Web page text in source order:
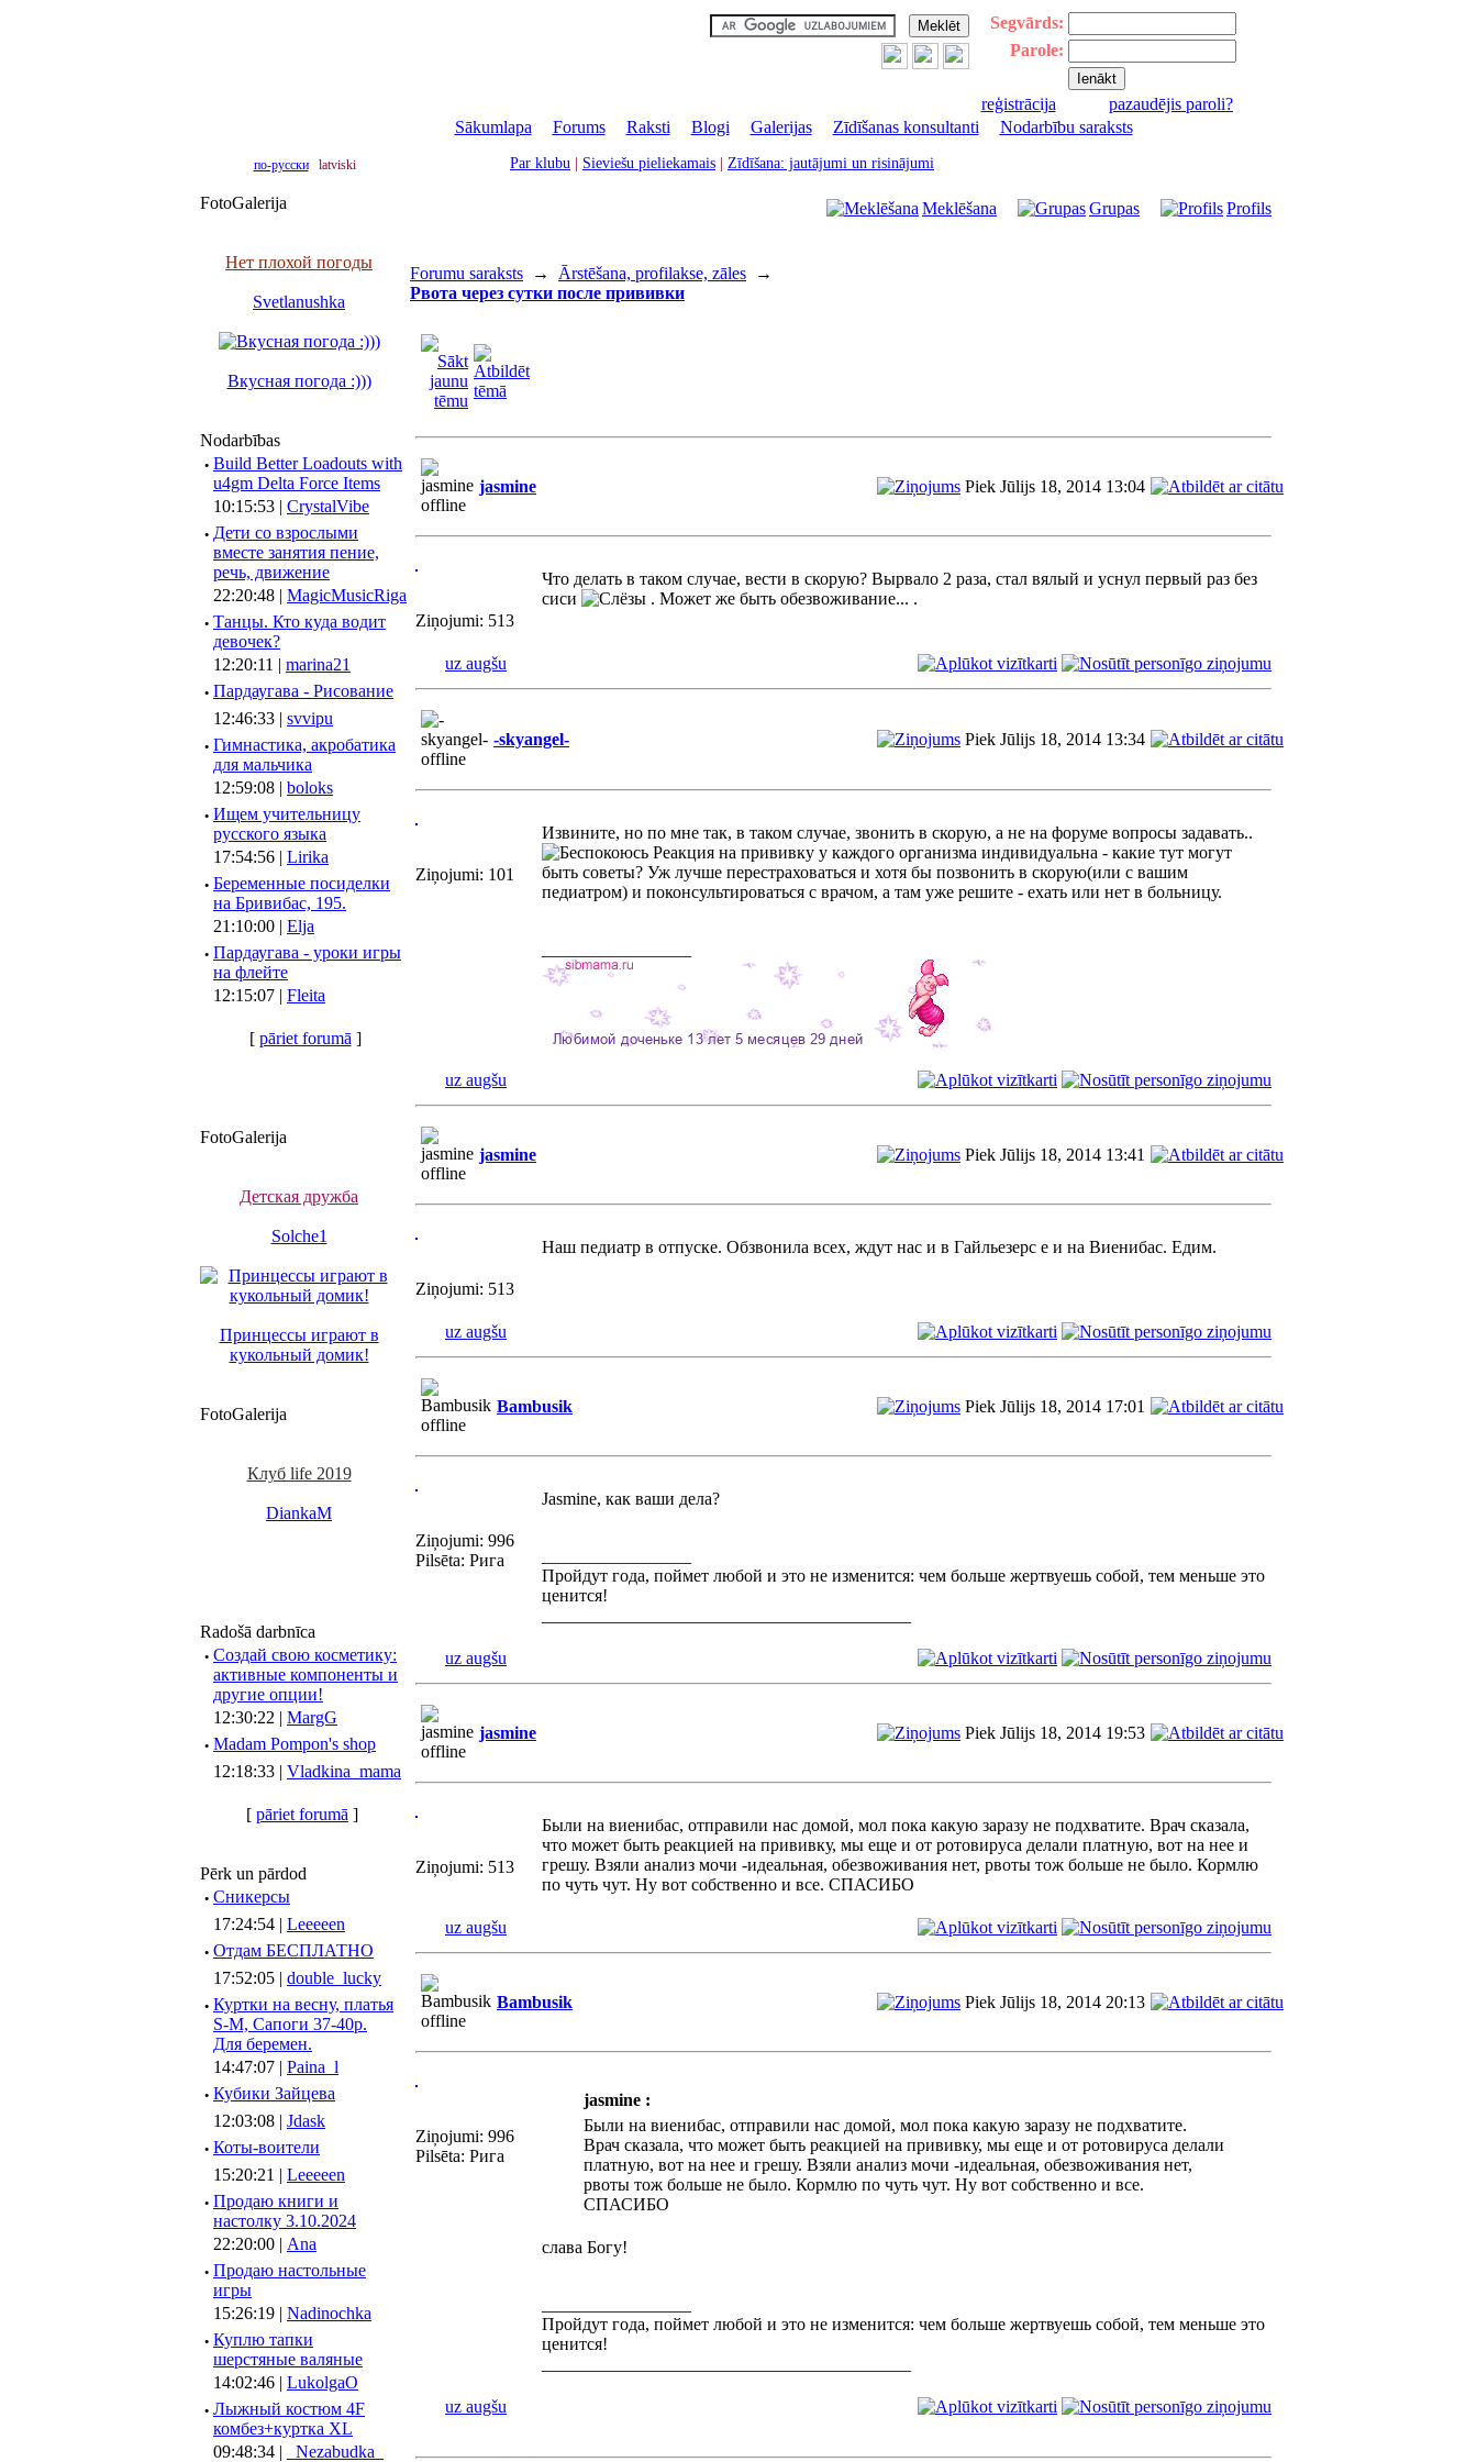
Segvārds:
Parole:
reģistrācija
pazaudējis paroli?
Sākumlapa
Forums| Raksti Blogi Galerijas| Zīdīšanas konsultanti Nodarbību saraksts
по-русски latviski Par klubu Sieviešu pieliekamais Zīdīšana: jautājumi un risinājumi
FotoGalerija
Нет плохой погоды
Svetlanushka
Вкусная погода :)))
Nodarbības
· Build Better Loadouts with
u4gm Delta Force Items
10:15:53 | CrystalVibe
· Дети со взрослыми
вместе занятия пение,
речь, движение
22:20:48 | MagicMusicRiga
· Танцы. Кто куда водит
девочек?
12:20:11 | marina21
· Пардаугава - Рисование
12:46:33 | svvipu
· Гимнастика, акробатика
для мальчика
12:59:08 | boloks
· Ищем учительницу
русского языка
17:54:56 | Lirika
· Беременные посиделки
на Бривибас, 195.
21:10:00 | Elja
· Пардаугава - уроки игры
на флейте
12:15:07 | Fleita
[ pāriet forumā ]
FotoGalerija
Детская дружба
Solche1
Принцессы играют в
кукольный домик!
FotoGalerija
Клуб life 2019
DiankaM
Radošā darbnīca
· Создай свою косметику:
активные компоненты и
другие опции!
12:30:22 | MargG
· Madam Pompon's shop
12:18:33 | Vladkina_mama
[ pāriet forumā ]
Pērk un pārdod
· Сникерсы
17:24:54 | Leeeeen
· Отдам БЕСПЛАТНО
17:52:05 | double_lucky
· Куртки на весну, платья
S-M, Сапоги 37-40р.
Для беремен.
14:47:07 | Paina_l
· Кубики Зайцева
12:03:08 | Jdask
· Коты-воители
15:20:21 | Leeeeen
· Продаю книги и
настолку 3.10.2024
22:20:00 | Ana
· Продаю настольные
игры
15:26:19 | Nadinochka
· Куплю тапки
шерстяные валяные
14:02:46 | LukolgaO
· Лыжный костюм 4F
комбез+куртка XL
09:48:34 |
_Nezabudka_
Meklēšana Grupas Profils
Forumu saraksts → Ārstēšana, profilakse, zāles →
Рвота через сутки после прививки
jasmine Piek Jūlijs 18, 2014 13:04
Ziņojumi: 513
Что делать в таком случае, вести в скорую? Вырвало 2 раза, стал вялый и уснул первый раз без
сиси
. Может же быть обезвоживание... .
uz augšu
-skyangel- Piek Jūlijs 18, 2014 13:34
Ziņojumi: 101
Извините, но по мне так, в таком случае, звонить в скорую, а не на форуме вопросы задавать..
Реакция на прививку у каждого организма индивидуальна - какие тут могут
быть советы? Уж лучше перестраховаться и хотя бы позвонить в скорую(или с вашим
педиатром) и поконсультироваться с врачом, а там уже решите - ехать или нет в больницу.
uz augšu
jasmine Piek Jūlijs 18, 2014 13:41
Ziņojumi: 513
Наш педиатр в отпуске. Обзвонила всех, ждут нас и в Гайльезерс е и на Виенибас. Едим.
uz augšu
Bambusik Piek Jūlijs 18, 2014 17:01
Ziņojumi: 996
Pilsēta: Рига
Jasmine, как ваши дела?
Пройдут года, поймет любой и это не изменится: чем больше жертвуешь собой, тем меньше это
ценится!
uz augšu
jasmine Piek Jūlijs 18, 2014 19:53
Ziņojumi: 513
Были на виенибас, отправили нас домой, мол пока какую заразу не подхватите. Врач сказала,
что может быть реакцией на прививку, мы еще и от ротовируса делали платную, вот на нее и
грешу. Взяли анализ мочи -идеальная, обезвоживания нет, рвоты тож больше не было. Кормлю
по чуть чут. Ну вот собственно и все. СПАСИБО
uz augšu
Bambusik Piek Jūlijs 18, 2014 20:13
Ziņojumi: 996
Pilsēta: Рига
jasmine :
Были на виенибас, отправили нас домой, мол пока какую заразу не подхватите.
Врач сказала, что может быть реакцией на прививку, мы еще и от ротовируса делали
платную, вот на нее и грешу. Взяли анализ мочи -идеальная, обезвоживания нет,
рвоты тож больше не было. Кормлю по чуть чут. Ну вот собственно и все.
СПАСИБО
слава Богу!
Пройдут года, поймет любой и это не изменится: чем больше жертвуешь собой, тем меньше это
ценится!
uz augšu